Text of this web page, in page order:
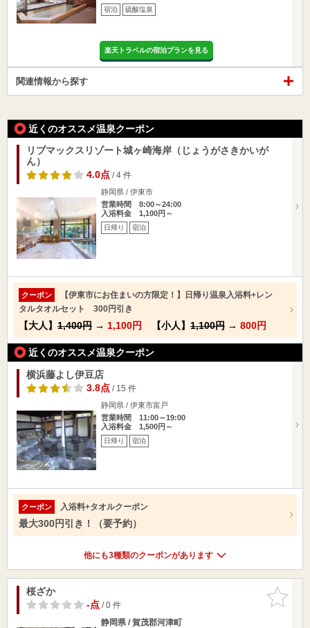
宿泊 硫酸塩泉
楽天トラベルの宿泊プランを見る
関連情報から探す
近くのオススメ温泉クーポン
リブマックスリゾート城ヶ崎海岸（じょうがさきかいが
ん）
4.0点/ 4 件
静岡県 / 伊東市
営業時間 8:00～24:00
入浴料金 1,100円～
日帰り 宿泊
クーポン
【伊東市にお住まいの方限定！】日帰り温泉入浴料+レン
タルタオルセット 300円引き
【大人】 1,400円 → 1,100円 【小人】 1,100円 → 800円
近くのオススメ温泉クーポン
横浜藤よし伊豆店
3.8点/ 15 件
静岡県 / 伊東市富戸
営業時間 11:00～19:00
入浴料金 1,500円～
日帰り 宿泊
クーポン 入浴料+タオルクーポン
最大300円引き！（要予約）
他にも3種類のクーポンがあります
お気に入
りに追加
桜ざか
-点/ 0 件
静岡県 / 賀茂郡河津町